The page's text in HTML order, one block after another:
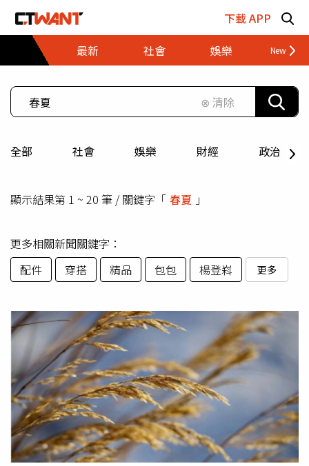
下載 APP
最新
社會 娛樂 財經
⊗ 清除
全部 社會 娛樂 財經 政治
顯示結果第 1 ~ 20 筆 / 關鍵字「 春夏 」
更多相關新聞關鍵字：
配件
穿搭 精品 包包 楊登嵙 更多